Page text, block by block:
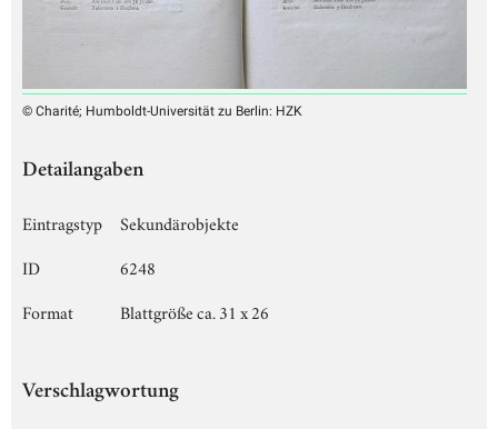
© Charité; Humboldt-Universität zu Berlin: HZK
Detailangaben
Eintragstyp
Sekundärobjekte
ID
6248
Format
Blattgröße ca. 31 x 26
Verschlagwortung